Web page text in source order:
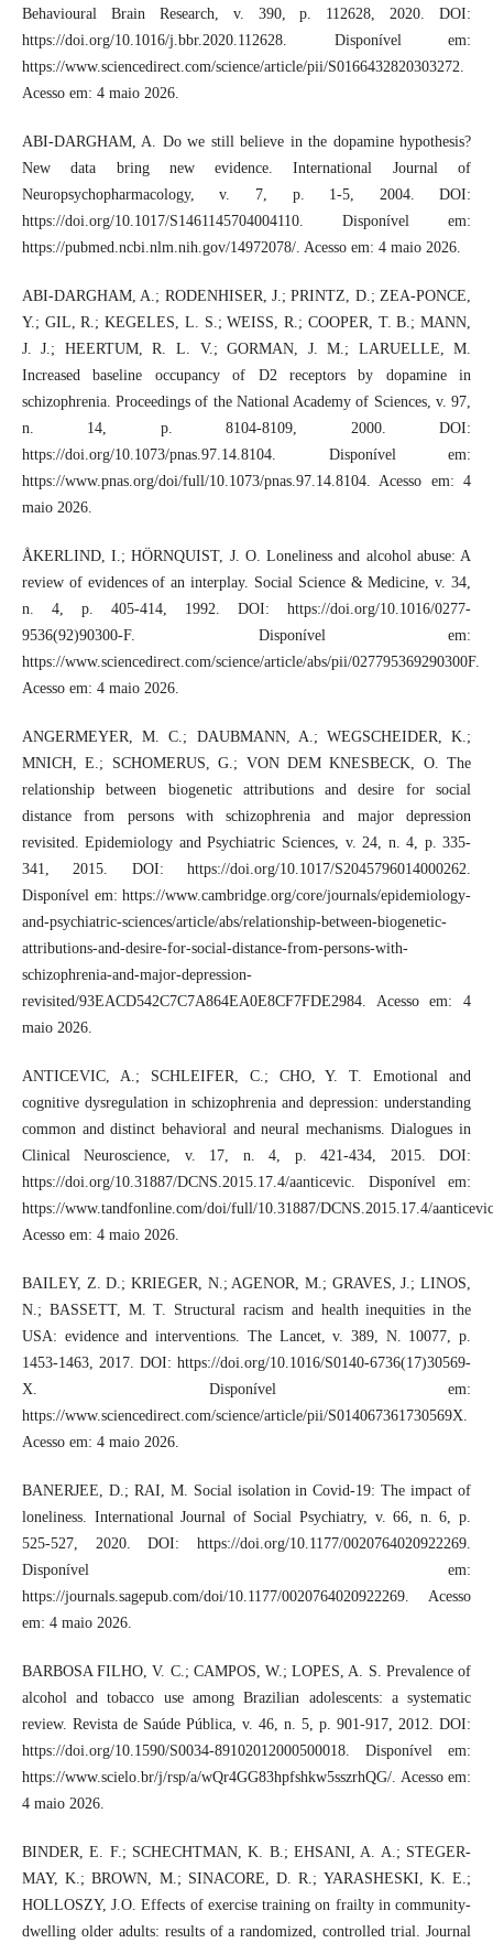
Behavioural Brain Research, v. 390, p. 112628, 2020. DOI:
https://doi.org/10.1016/j.bbr.2020.112628. Disponível em:
https://www.sciencedirect.com/science/article/pii/S0166432820303272.
Acesso em: 4 maio 2026.
ABI-DARGHAM, A. Do we still believe in the dopamine hypothesis?
New data bring new evidence. International Journal of
Neuropsychopharmacology, v. 7, p. 1-5, 2004. DOI:
https://doi.org/10.1017/S1461145704004110. Disponível em:
https://pubmed.ncbi.nlm.nih.gov/14972078/. Acesso em: 4 maio 2026.
ABI-DARGHAM, A.; RODENHISER, J.; PRINTZ, D.; ZEA-PONCE,
Y.; GIL, R.; KEGELES, L. S.; WEISS, R.; COOPER, T. B.; MANN,
J. J.; HEERTUM, R. L. V.; GORMAN, J. M.; LARUELLE, M.
Increased baseline occupancy of D2 receptors by dopamine in
schizophrenia. Proceedings of the National Academy of Sciences, v. 97,
n. 14, p. 8104-8109, 2000. DOI:
https://doi.org/10.1073/pnas.97.14.8104. Disponível em:
https://www.pnas.org/doi/full/10.1073/pnas.97.14.8104. Acesso em: 4
maio 2026.
ÅKERLIND, I.; HÖRNQUIST, J. O. Loneliness and alcohol abuse: A
review of evidences of an interplay. Social Science & Medicine, v. 34,
n. 4, p. 405-414, 1992. DOI: https://doi.org/10.1016/0277-
9536(92)90300-F. Disponível em:
https://www.sciencedirect.com/science/article/abs/pii/027795369290300F.
Acesso em: 4 maio 2026.
ANGERMEYER, M. C.; DAUBMANN, A.; WEGSCHEIDER, K.;
MNICH, E.; SCHOMERUS, G.; VON DEM KNESBECK, O. The
relationship between biogenetic attributions and desire for social
distance from persons with schizophrenia and major depression
revisited. Epidemiology and Psychiatric Sciences, v. 24, n. 4, p. 335-
341, 2015. DOI: https://doi.org/10.1017/S2045796014000262.
Disponível em: https://www.cambridge.org/core/journals/epidemiology-
and-psychiatric-sciences/article/abs/relationship-between-biogenetic-
attributions-and-desire-for-social-distance-from-persons-with-
schizophrenia-and-major-depression-
revisited/93EACD542C7C7A864EA0E8CF7FDE2984. Acesso em: 4
maio 2026.
ANTICEVIC, A.; SCHLEIFER, C.; CHO, Y. T. Emotional and
cognitive dysregulation in schizophrenia and depression: understanding
common and distinct behavioral and neural mechanisms. Dialogues in
Clinical Neuroscience, v. 17, n. 4, p. 421-434, 2015. DOI:
https://doi.org/10.31887/DCNS.2015.17.4/aanticevic. Disponível em:
https://www.tandfonline.com/doi/full/10.31887/DCNS.2015.17.4/
Acesso em: 4 maio 2026.
BAILEY, Z. D.; KRIEGER, N.; AGENOR, M.; GRAVES, J.; LINOS,
N.; BASSETT, M. T. Structural racism and health inequities in the
USA: evidence and interventions. The Lancet, v. 389, N. 10077, p.
1453-1463, 2017. DOI: https://doi.org/10.1016/S0140-6736(17)30569-
X. Disponível em:
https://www.sciencedirect.com/science/article/pii/S014067361730569X.
Acesso em: 4 maio 2026.
BANERJEE, D.; RAI, M. Social isolation in Covid-19: The impact of
loneliness. International Journal of Social Psychiatry, v. 66, n. 6, p.
525-527, 2020. DOI: https://doi.org/10.1177/0020764020922269.
Disponível em:
https://journals.sagepub.com/doi/10.1177/0020764020922269. Acesso
em: 4 maio 2026.
BARBOSA FILHO, V. C.; CAMPOS, W.; LOPES, A. S. Prevalence of
alcohol and tobacco use among Brazilian adolescents: a systematic
review. Revista de Saúde Pública, v. 46, n. 5, p. 901-917, 2012. DOI:
https://doi.org/10.1590/S0034-89102012000500018. Disponível em:
https://www.scielo.br/j/rsp/a/wQr4GG83hpfshkw5sszrhQG/. Acesso em:
4 maio 2026.
BINDER, E. F.; SCHECHTMAN, K. B.; EHSANI, A. A.; STEGER-
MAY, K.; BROWN, M.; SINACORE, D. R.; YARASHESKI, K. E.;
HOLLOSZY, J.O. Effects of exercise training on frailty in community-
dwelling older adults: results of a randomized, controlled trial. Journal